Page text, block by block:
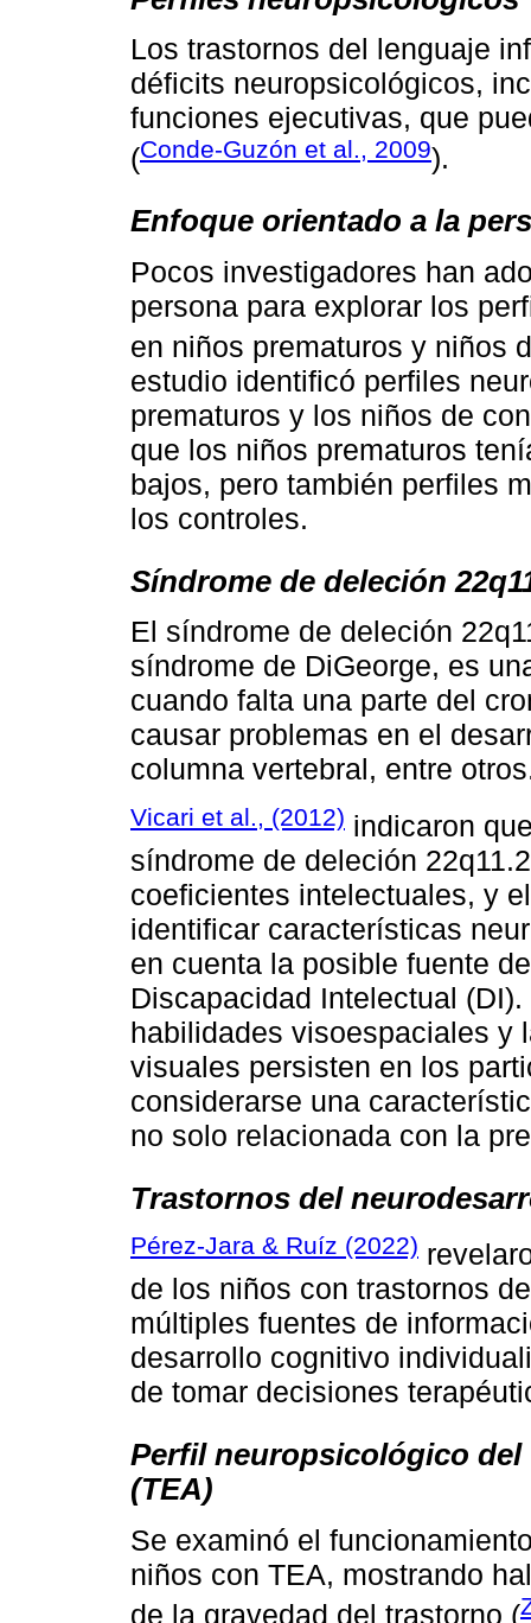
Los trastornos del lenguaje
déficits neuropsicológicos,
funciones ejecutivas, que
(Conde-Guzón et al., 2009).
Enfoque orientado a la
Pocos investigadores han
persona para explorar los
en niños prematuros y niños
estudio identificó perfiles
prematuros y los niños de
que los niños prematuros
bajos, pero también perfiles
los controles.
Síndrome de deleción
El síndrome de deleción
síndrome de DiGeorge, es
cuando falta una parte del
causar problemas en el
columna vertebral, entre
Vicari et al., (2012) indicaron
síndrome de deleción
coeficientes intelectuales, y
identificar características
en cuenta la posible fuente
Discapacidad Intelectual
habilidades visoespaciales y
visuales persisten en los
considerarse una
no solo relacionada con la
Trastornos del
Pérez-Jara & Ruíz (2022)
de los niños con trastornos
múltiples fuentes de
desarrollo cognitivo
de tomar decisiones
Perfil neuropsicológico
(TEA)
Se examinó el
niños con TEA, mostrando
de la gravedad del trastorno (